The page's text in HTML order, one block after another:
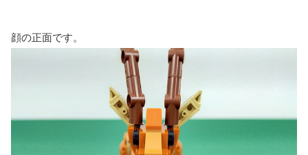
顔の正面です。